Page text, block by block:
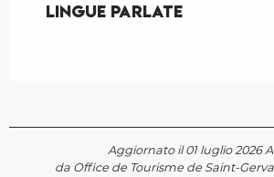
Lingue parlate
Lingue parlate
Aggiornato il 01 luglio 2026 A
da Office de Tourisme de Saint-